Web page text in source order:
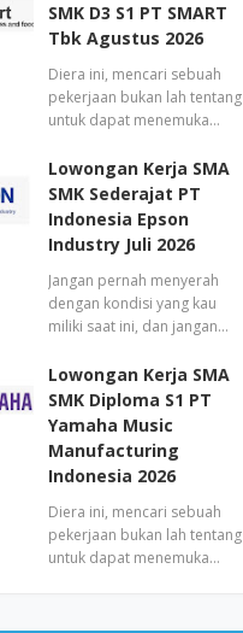
SMK D3 S1 PT SMART
Tbk Agustus 2026
Diera ini, mencari sebuah
pekerjaan bukan lah tentang
untuk dapat menemuka…
Lowongan Kerja SMA
SMK Sederajat PT
Indonesia Epson
Industry Juli 2026
Jangan pernah menyerah
dengan kondisi yang kau
miliki saat ini, dan jangan…
Lowongan Kerja SMA
SMK Diploma S1 PT
Yamaha Music
Manufacturing
Indonesia 2026
Diera ini, mencari sebuah
pekerjaan bukan lah tentang
untuk dapat menemuka…